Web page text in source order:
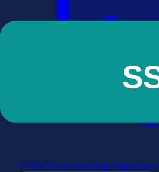
ETBİSTicaret Bakanlığı doğrulaması